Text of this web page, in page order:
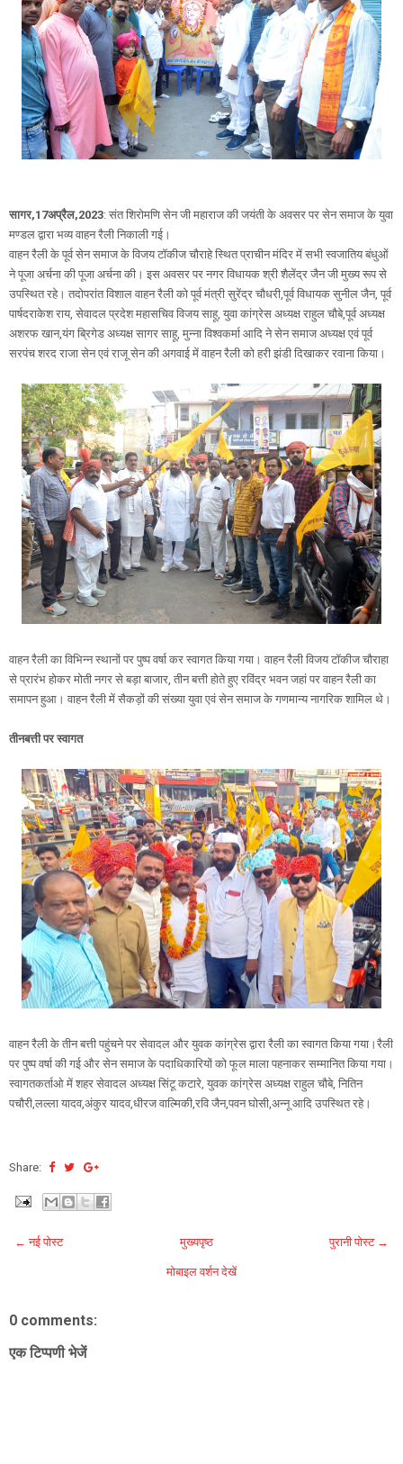
सागर,17अप्रैल,2023: संत शिरोमणि सेन जी महाराज की जयंती के अवसर पर सेन समाज के युवा
मण्डल द्वारा भव्य वाहन रैली निकाली गई।
वाहन रैली के पूर्व सेन समाज के विजय टॉकीज चौराहे स्थित प्राचीन मंदिर में सभी स्वजातिय बंधुओं
ने पूजा अर्चना की पूजा अर्चना की। इस अवसर पर नगर विधायक श्री शैलेंद्र जैन जी मुख्य रूप से
उपस्थित रहे। तदोपरांत विशाल वाहन रैली को पूर्व मंत्री सुरेंद्र चौधरी,पूर्व विधायक सुनील जैन, पूर्व
पार्षदराकेश राय, सेवादल प्रदेश महासचिव विजय साहू, युवा कांग्रेस अध्यक्ष राहुल चौबे,पूर्व अध्यक्ष
अशरफ खान,यंग ब्रिगेड अध्यक्ष सागर साहू, मुन्ना विश्वकर्मा आदि ने सेन समाज अध्यक्ष एवं पूर्व
सरपंच शरद राजा सेन एवं राजू सेन की अगवाई में वाहन रैली को हरी झंडी दिखाकर रवाना किया।
वाहन रैली का विभिन्न स्थानों पर पुष्प वर्षा कर स्वागत किया गया। वाहन रैली विजय टॉकीज चौराहा
से प्रारंभ होकर मोती नगर से बड़ा बाजार, तीन बत्ती होते हुए रविंद्र भवन जहां पर वाहन रैली का
समापन हुआ। वाहन रैली में सैकड़ों की संख्या युवा एवं सेन समाज के गणमान्य नागरिक शामिल थे।
तीनबत्ती पर स्वागत
वाहन रैली के तीन बत्ती पहुंचने पर सेवादल और युवक कांग्रेस द्वारा रैली का स्वागत किया गया।रैली
पर पुष्प वर्षा की गई और सेन समाज के पदाधिकारियों को फूल माला पहनाकर सम्मानित किया गया।
स्वागतकर्ताओ में शहर सेवादल अध्यक्ष सिंटू कटारे, युवक कांग्रेस अध्यक्ष राहुल चौबे, नितिन
पचौरी,लल्ला यादव,अंकुर यादव,धीरज वाल्मिकी,रवि जैन,पवन घोसी,अन्नू आदि उपस्थित रहे।
Share:
← नई पोस्ट पुरानी पोस्ट →
मुख्यपृष्ठ
मोबाइल वर्शन देखें
0 comments:
एक टिप्पणी भेजें